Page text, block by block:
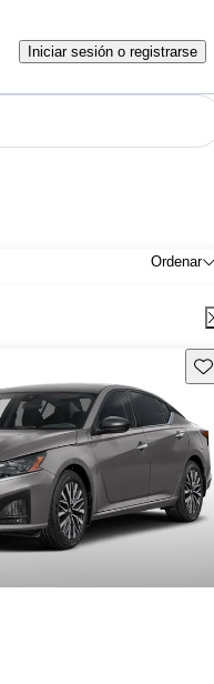
Iniciar sesión o registrarse
Ordenar